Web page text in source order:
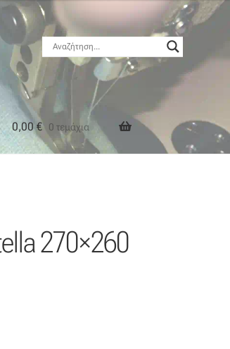
0,00€ 0 τεμάχια
270×260